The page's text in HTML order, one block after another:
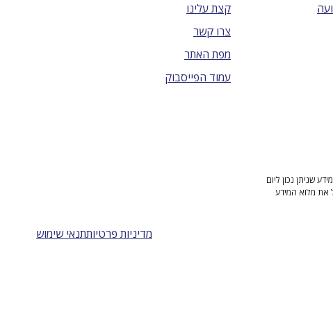
קצת עלינו
צרו קשר
מפת האתר
עמוד הפייסבוק
שניתן נכון ליום
את מלוא המידע
מדיניות פרטיותתנאי שימוש